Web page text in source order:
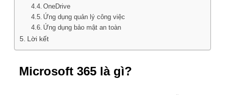
OneDrive
Ứng dụng quản lý công việc
Ứng dụng bảo mật an toàn
Lời kết
Microsoft 365 là gì?